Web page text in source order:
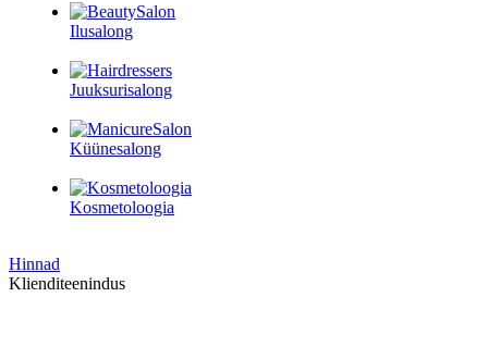
Ilusalong
Juuksurisalong
Küünesalong
Kosmetoloogia
Hinnad
Klienditeenindus